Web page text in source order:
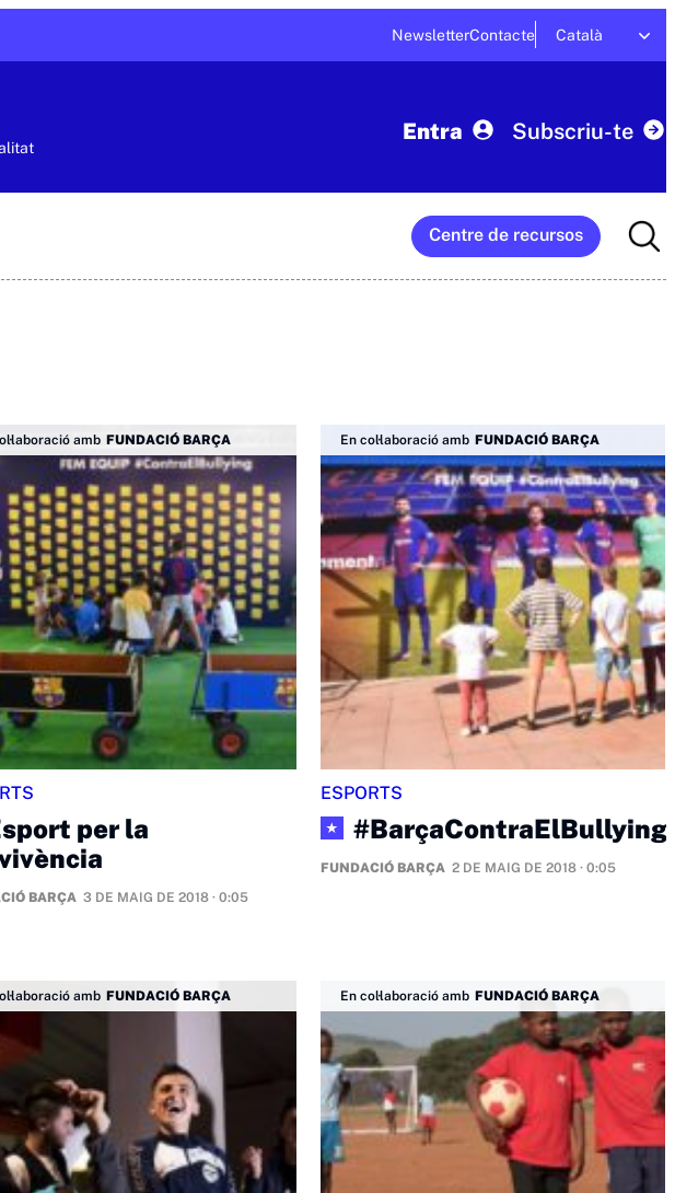
NewsletterContacte Català
Entra Subscriu-te
Centre de recursos
for:
amb FUNDACIÓ BARÇA
per la
BARÇA 3 DE MAIG DE 2018 · 0:05
En col·laboració amb FUNDACIÓ BARÇA
ESPORTS
★ #BarçaContraElBullying
FUNDACIÓ BARÇA 2 DE MAIG DE 2018 · 0:05
amb FUNDACIÓ BARÇA En col·laboració amb FUNDACIÓ BARÇA